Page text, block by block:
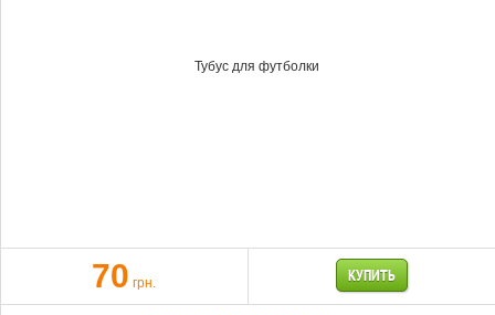
70 грн. КУПИТЬ